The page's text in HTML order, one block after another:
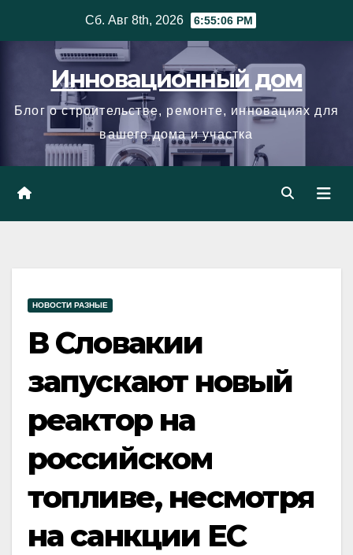
Сб. Авг 8th, 2026 6:55:07 PM
Инновационный дом
Блог о строительстве, ремонте, инновациях для
вашего дома и участка
НОВОСТИ РАЗНЫЕ
В Словакии
запускают новый
реактор на
российском
топливе, несмотря
на санкции ЕС